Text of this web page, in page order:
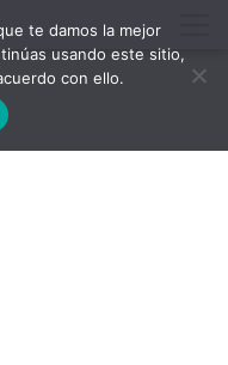
te damos la mejor
usando este sitio,
con ello.